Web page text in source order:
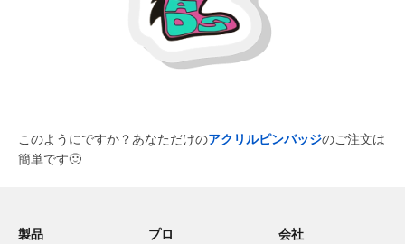
このようにですか？あなただけのアクリルピンバッジのご注文は
簡単です🙂
製品
プロ
会社